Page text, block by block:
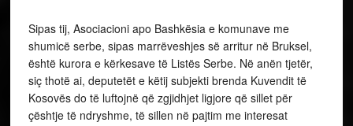
Sipas tij, Asociacioni apo Bashkësia e komunave me
shumicë serbe, sipas marrëveshjes së arritur në Bruksel,
është kurora e kërkesave të Listës Serbe. Në anën tjetër,
siç thotë ai, deputetët e këtij subjekti brenda Kuvendit të
Kosovës do të luftojnë që zgjidhjet ligjore që sillet për
çështje të ndryshme, të sillen në pajtim me interesat